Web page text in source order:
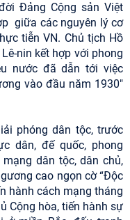
Đảng Cộng sản Việt
giữa các nguyên lý cơ
tiễn VN. Chủ tịch Hồ
nin kết hợp với phong
nước đã dẫn tới việc
vào đầu năm 1930"
phóng dân tộc, trước
dân, đế quốc, phong
dân tộc, dân chủ,
cao ngọn cờ “Độc
hành cách mạng tháng
Cộng hòa, tiến hành sự